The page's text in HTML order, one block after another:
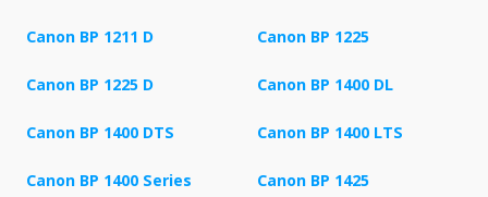
Canon BP 1211 D Canon BP 1225
Canon BP 1225 D Canon BP 1400 DL
Canon BP 1400 DTS Canon BP 1400 LTS
Canon BP 1400 Series Canon BP 1425